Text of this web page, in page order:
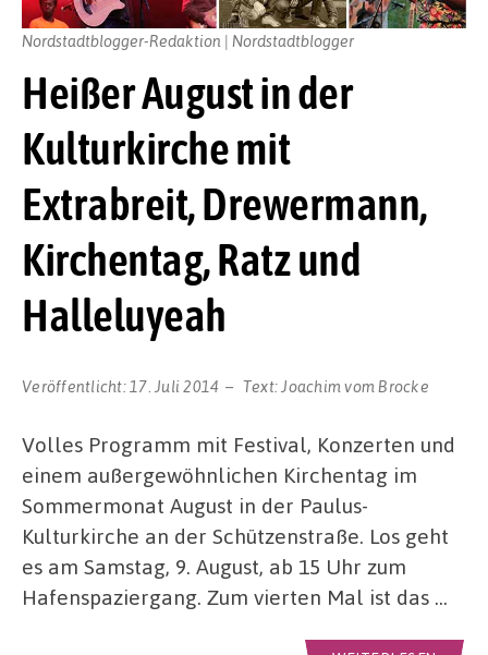
Heißer August in der
Kulturkirche mit
Extrabreit, Drewermann,
Kirchentag, Ratz und
Halleluyeah
Veröffentlicht: 17. Juli 2014 Text: Joachim vom Brocke
Nordstadtblogger-Redaktion | Nordstadtblogger
Volles Programm mit Festival, Konzerten und
einem außergewöhnlichen Kirchentag im
Sommermonat August in der Paulus-
Kulturkirche an der Schützenstraße. Los geht
es am Samstag, 9. August, ab 15 Uhr zum
Hafenspaziergang. Zum vierten Mal ist das …